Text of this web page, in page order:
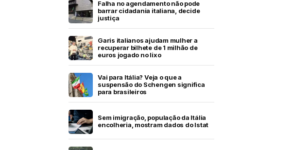
Falha no agendamento não pode
barrar cidadania italiana, decide
justiça
Garis italianos ajudam mulher a
recuperar bilhete de 1 milhão de
euros jogado no lixo
Vai para Itália? Veja o que a
suspensão do Schengen significa
para brasileiros
Sem imigração, população da Itália
encolheria, mostram dados do Istat